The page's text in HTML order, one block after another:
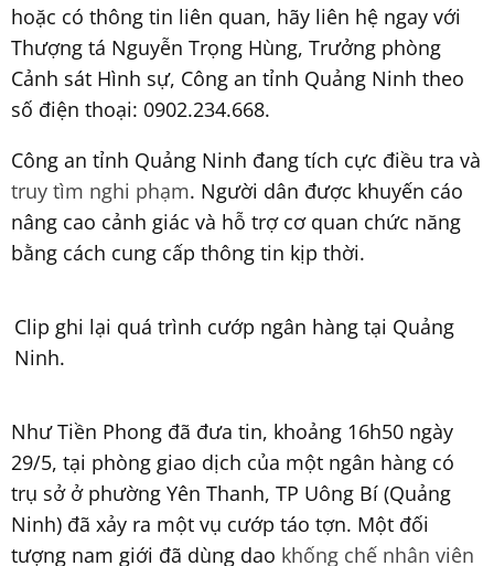
hoặc có thông tin liên quan, hãy liên hệ ngay với
Thượng tá Nguyễn Trọng Hùng, Trưởng phòng
Cảnh sát Hình sự, Công an tỉnh Quảng Ninh theo
số điện thoại: 0902.234.668.
Công an tỉnh Quảng Ninh đang tích cực điều tra và
truy tìm nghi phạm. Người dân được khuyến cáo
nâng cao cảnh giác và hỗ trợ cơ quan chức năng
bằng cách cung cấp thông tin kịp thời.
Clip ghi lại quá trình cướp ngân hàng tại Quảng
Ninh.
Như Tiền Phong đã đưa tin, khoảng 16h50 ngày
29/5, tại phòng giao dịch của một ngân hàng có
trụ sở ở phường Yên Thanh, TP Uông Bí (Quảng
Ninh) đã xảy ra một vụ cướp táo tợn. Một đối
tượng nam giới đã dùng dao khống chế nhân viên